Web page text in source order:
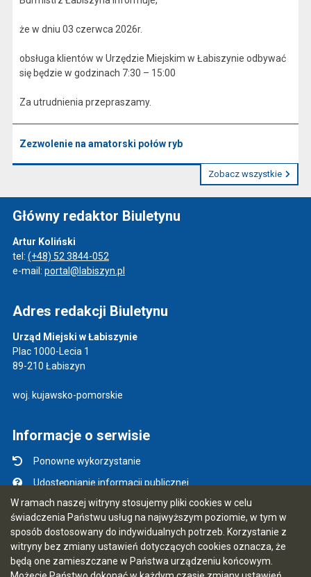
W ramach naszej witryny stosujemy pliki cookies w celu
świadczenia Państwu usług na najwyższym poziomie, w tym w
sposób dostosowany do indywidualnych potrzeb. Korzystanie z
witryny bez zmiany ustawień dotyczących cookies oznacza, że
będą one zamieszczane w Państwa urządzeniu końcowym.
że w dniu 03 czerwca 2026r.
obsługa klientów w Urzędzie Miejskim w Łabiszynie odbywać
się będzie w godzinach 7:30 – 15:00
Za utrudnienia przepraszamy.
Zezwolenie na amatorski połów ryb
Zobacz wszystkie
Główny redaktor Biuletynu
Artur Koliński
tel: (+48) 52 3844-052
e-mail: portal@labiszyn.pl
Adres redakcji Biuletynu
Urząd Miejski w Łabiszynie
Plac 1000-Lecia 1
89-210 Łabiszyn
woj. kujawsko-pomorskie
Informacje o serwisie
Ponowne wykorzystanie
Udostępnianie informacji publicznej
Mapa serwisu
Instrukcja obsługi
Statystyki oglądalności